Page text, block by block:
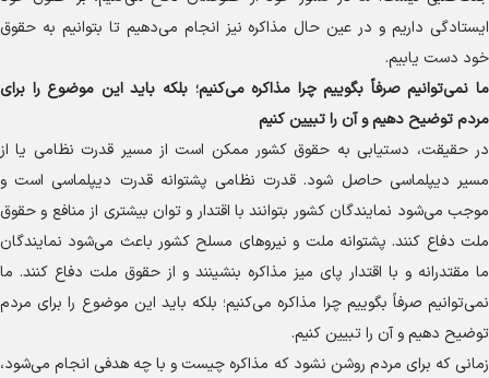
ایستادگی داریم و در عین حال مذاکره نیز انجام می‌دهیم تا بتوانیم به حقوق
خود دست یابیم.
ما نمی‌توانیم صرفاً بگوییم چرا مذاکره می‌کنیم؛ بلکه باید این موضوع را برای
مردم توضیح دهیم و آن را تبیین کنیم
در حقیقت، دستیابی به حقوق کشور ممکن است از مسیر قدرت نظامی یا از
مسیر دیپلماسی حاصل شود. قدرت نظامی پشتوانه قدرت دیپلماسی است و
موجب می‌شود نمایندگان کشور بتوانند با اقتدار و توان بیشتری از منافع و حقوق
ملت دفاع کنند. پشتوانه ملت و نیرو‌های مسلح کشور باعث می‌شود نمایندگان
ما مقتدرانه و با اقتدار پای میز مذاکره بنشینند و از حقوق ملت دفاع کنند. ما
نمی‌توانیم صرفاً بگوییم چرا مذاکره می‌کنیم؛ بلکه باید این موضوع را برای مردم
توضیح دهیم و آن را تبیین کنیم.
زمانی که برای مردم روشن نشود که مذاکره چیست و با چه هدفی انجام می‌شود،